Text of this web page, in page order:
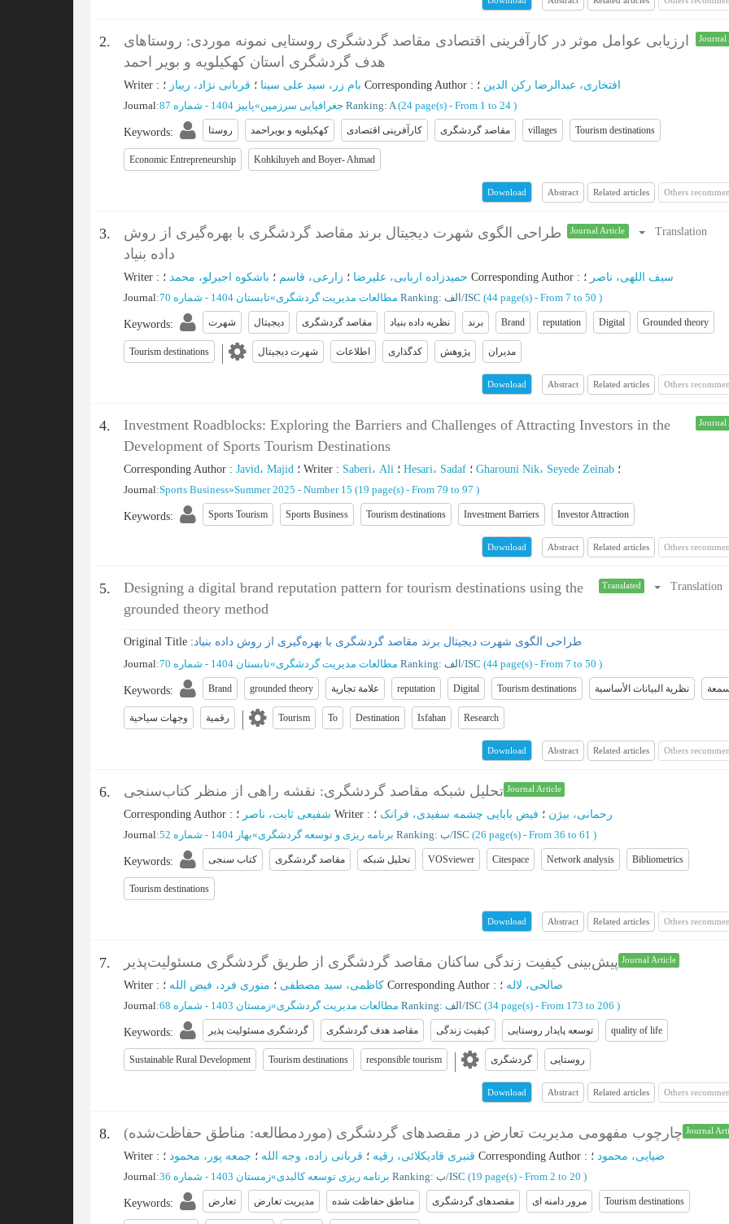
2.
ارزیابی عوامل موثر در کارآفرینی اقتصادی مقاصد گردشگری روستایی نمونه موردی: روستاهای
هدف گردشگری استان کهکیلویه و بویر احمد
Journal
Writer : بام زر، سید علی سینا ؛ قربانی نژاد، ریباز Corresponding Author : افتخاری، عبدالرضا رکن الدین ؛
Journal: جغرافیایی سرزمین»پاییز 1404 - شماره 87 Ranking: A (‎24 page(s) - From 1 to 24 )
Keywords: روستا کهکیلویه و بویراحمد کارآفرینی اقتصادی مقاصد گردشگری villages Tourism destinations
Economic Entrepreneurship Kohkiluyeh and Boyer- Ahmad
Download Abstract Related articles Others
3.
طراحی الگوی شهرت دیجیتال برند مقاصد گردشگری با بهره‌گیری از روش
داده بنیاد
Journal Article Translation
Writer : حمیدزاده اربابی، علیرضا ؛ زارعی، قاسم ؛ باشکوه اجیرلو، محمد Corresponding Author : سیف اللهی، ناصر ؛
Journal: مطالعات مدیریت گردشگری»تابستان 1404 - شماره 70 Ranking: الف/ISC (‎44 page(s) - From 7 to 50 )
Keywords: شهرت دیجیتال مقاصد گردشگری نظریه داده بنیاد برند Brand reputation Digital Grounded theory
Tourism destinations شهرت دیجیتال اطلاعات کدگذاری پژوهش مدیران
Download Abstract Related articles Others
4.
Investment Roadblocks: Exploring the Barriers and Challenges of Attracting Investors in the
Development of Sports Tourism Destinations
Journal
Corresponding Author : Javid، Majid Writer : Saberi، Ali Hesari، Sadaf Gharouni Nik، Seyede Zeinab ؛
Journal:Sports Business»Summer 2025 - Number 15 (‎19 page(s) - From 79 to 97 )
Keywords: Sports Tourism Sports Business Tourism destinations Investment Barriers Investor Attraction
Download Abstract Related articles Others
5.
Designing a digital brand reputation pattern for tourism destinations using the
grounded theory method
Translated Translation
Original Title :طراحی الگوی شهرت دیجیتال برند مقاصد گردشگری با بهره‌گیری از روش داده بنیاد
Journal: مطالعات مدیریت گردشگری»تابستان 1404 - شماره 70 Ranking: الف/ISC (‎44 page(s) - From 7 to 50 )
Keywords: Brand grounded theory علامة تجارية reputation Digital Tourism destinations نظرية البيانات الأساسية سمعة
وجهات سياحية رقمية Tourism To Destination Isfahan Research
Download Abstract Related articles Others
6. تحلیل شبکه‌ مقاصد گردشگری: نقشه راهی از منظر کتاب‌سنجی Journal Article
Corresponding Author : شفیعی ثابت، ناصر Writer : رحمانی، بیژن ؛ فیض بابایی چشمه سفیدی، فرانک ؛
Journal: برنامه ریزی و توسعه گردشگری»بهار 1404 - شماره 52 Ranking: ب/ISC (‎26 page(s) - From 36 to 61 )
Keywords: کتاب سنجی مقاصد گردشگری تحلیل شبکه VOSviewer Citespace Network analysis Bibliometrics
Tourism destinations
Download Abstract Related articles Others
7. پیش‌بینی کیفیت زندگی ساکنان مقاصد گردشگری از طریق گردشگری مسئولیت‌پذیر Journal Article
Writer : کاظمی، سید مصطفی ؛ منوری فرد، فیض الله Corresponding Author : صالحی، لاله ؛
Journal: مطالعات مدیریت گردشگری»زمستان 1403 - شماره 68 Ranking: الف/ISC (‎34 page(s) - From 173 to 206 )
Keywords: گردشگری مسئولیت پذیر مقاصد هدف گردشگری کیفیت زندگی توسعه پایدار روستایی quality of life
Sustainable Rural Development Tourism destinations responsible tourism گردشگری روستایی
Download Abstract Related articles Others
8. چارچوب مفهومی مدیریت تعارض در مقصدهای گردشگری (موردمطالعه: مناطق حفاظت‌شده) Journal
Writer : قنبری قادیکلائی، رقیه ؛ قربانی زاده، وجه الله ؛ جمعه پور، محمود Corresponding Author : ضیایی، محمود ؛
Journal: برنامه ریزی توسعه کالبدی»زمستان 1403 - شماره 36 Ranking: ب/ISC (‎19 page(s) - From 2 to 20 )
Keywords: تعارض مدیریت تعارض مناطق حفاظت شده مقصدهای گردشگری مرور دامنه ای Tourism destinations